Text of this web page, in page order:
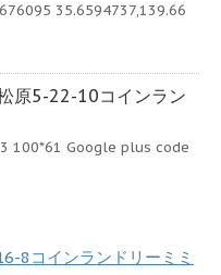
35.6594737,139.66
原5-22-10コインラン
100*61 Google plus code
8コインランドリーミミ